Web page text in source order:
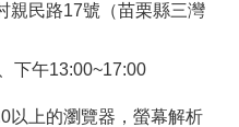
親民路17號（苗栗縣三灣
下午13:00~17:00
以上的瀏覽器，螢幕解析